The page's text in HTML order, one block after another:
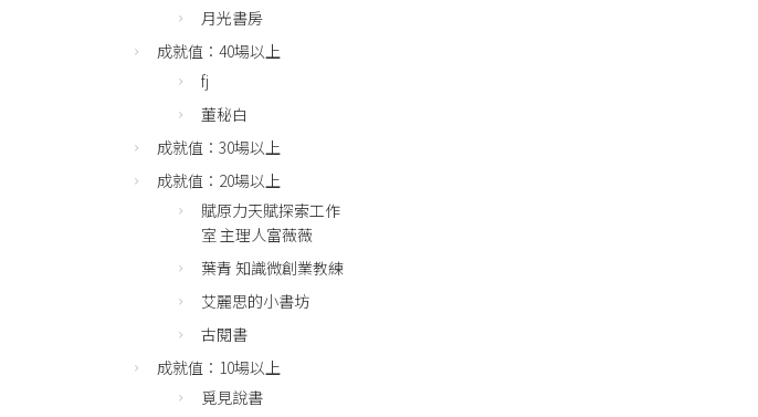
月光書房
成就值：40場以上
fj
董秘白
成就值：30場以上
成就值：20場以上
賦原力天賦探索工作
室 主理人富薇薇
葉青 知識微創業教練
艾麗思的小書坊
古閱書
成就值：10場以上
覓見說書